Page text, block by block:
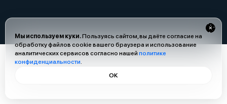
Мы используем куки.Пользуясь сайтом, вы даёте согласие на
обработку файлов cookie вашего браузера и использование
аналитических сервисов согласно нашей политике
конфиденциальности.
ОК